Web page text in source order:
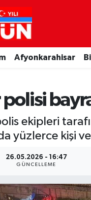
Afyonkarahisar
polisi
ekipleri
yüzlerce kişi
26.05.2026 - 16:47
GÜNCELLEME